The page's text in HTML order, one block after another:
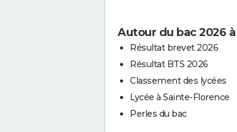
Autour du bac 2026
Résultat brevet 2026
Résultat BTS 2026
Classement des lycées
Lycée à Sainte-Florence
Perles du bac